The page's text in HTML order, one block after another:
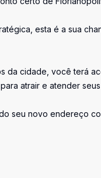
esta é a sua
da cidade, você terá
atrair e atender
seu novo endereço